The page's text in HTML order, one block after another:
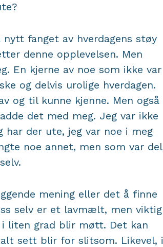
fanget av hverdagens støy
denne opplevelsen. Men
En kjerne av noe som ikke var
og delvis urolige hverdagen.
og til kunne kjenne. Men også
det med meg. Jeg var ikke
har der ute, jeg var noe i meg
noe annet, men som var del
mening eller det å finne
selv er et lavmælt, men viktig
i liten grad blir møtt. Det kan
sett blir for slitsom. Likevel, i